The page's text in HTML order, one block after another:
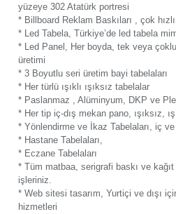
yüzeye 302 Atatürk portresi
* Billboard Reklam Baskıları , çok
* Led Tabela, Türkiye’de led tabela
* Led Panel, Her boyda, tek veya
üretimi
* 3 Boyutlu seri üretim bayi tabelaları
* Her türlü ışıklı ışıksız tabelalar
* Paslanmaz , Alüminyum, DKP ve
* Her tip iç-dış mekan pano, ışıksız,
* Yönlendirme ve İkaz Tabelaları, iç
* Hastane Tabelaları,
* Eczane Tabelaları
* Tüm matbaa, serigrafi baskı ve
işleriniz.
* Web sitesi tasarım, Yurtiçi ve dışı
hizmetleri